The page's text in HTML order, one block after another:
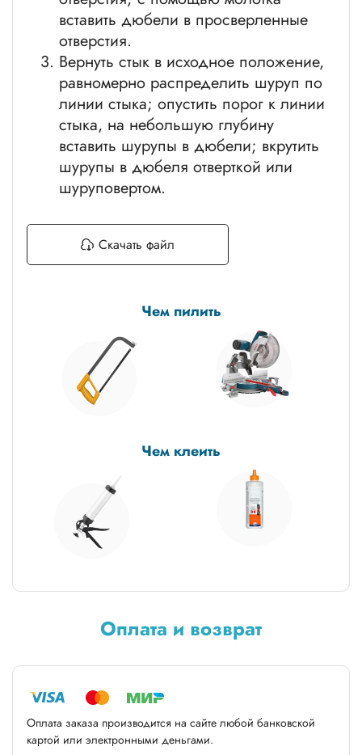
вставить дюбели в просверленные
отверстия.
Вернуть стык в исходное положение,
равномерно распределить шуруп по
линии стыка; опустить порог к линии
стыка, на небольшую глубину
вставить шурупы в дюбели; вкрутить
шурупы в дюбеля отверткой или
шуруповертом.
Скачать файл
Чем пилить
Чем клеить
Оплата и возврат
Оплата заказа производится на сайте любой банковской
картой или электронными деньгами.